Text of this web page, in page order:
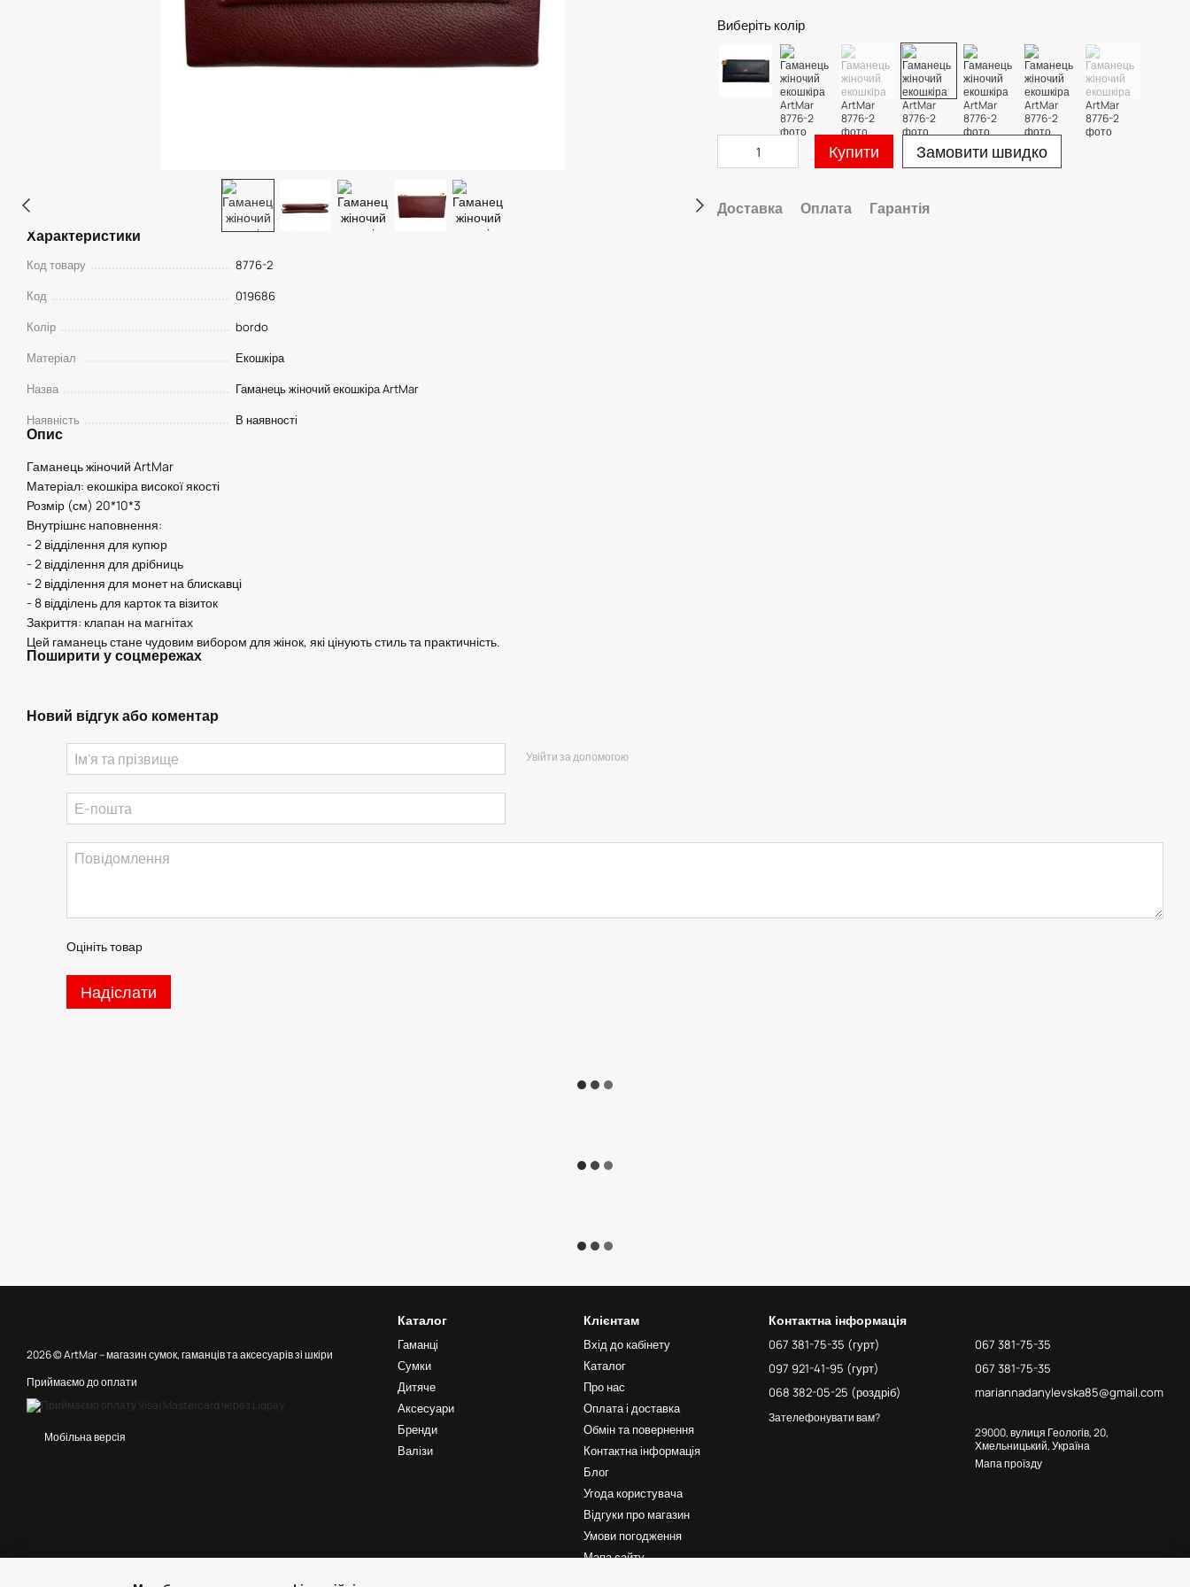
Характеристики
Код товару
8776-2
Код
019686
Колір
bordo
Матеріал
Екошкіра
Назва
Гаманець жіночий екошкіра ArtMar
Наявність
В наявності
Опис
Гаманець жіночий ArtMar
Матеріал: екошкіра високої якості
Розмір (см) 20*10*3
Внутрішнє наповнення:
- 2 відділення для купюр
- 2 відділення для дрібниць
- 2 відділення для монет на блискавці
- 8 відділень для карток та візиток
Закриття: клапан на магнітах
Цей гаманець стане чудовим вибором для жінок, які цінують стиль та практичність.
Поширити у соцмережах
Виберіть колір
Купити Замовити швидко
Доставка Оплата Гарантія
Новий відгук або коментар
Увійти за допомогою
Оцініть товар
Надіслати
2026 © ArtMar –магазин сумок, гаманців та аксесуарів зі шкіри
Приймаємо до оплати
Мобільна версія
Каталог
Гаманці
Сумки
Дитяче
Аксесуари
Бренди
Валізи
Клієнтам
Вхід до кабінету
Каталог
Про нас
Оплата і доставка
Обмін та повернення
Контактна інформація
Блог
Угода користувача
Відгуки про магазин
Умови погодження
Мапа сайту
Контактна інформація
067 381-75-35 (гурт)
097 921-41-95 (гурт)
068 382-05-25 (роздріб)
Зателефонувати вам?
067 381-75-35
067 381-75-35
mariannadanylevska85@gmail.com
29000, вулиця Геологів, 20,
Хмельницький, Україна
Мапа проїзду